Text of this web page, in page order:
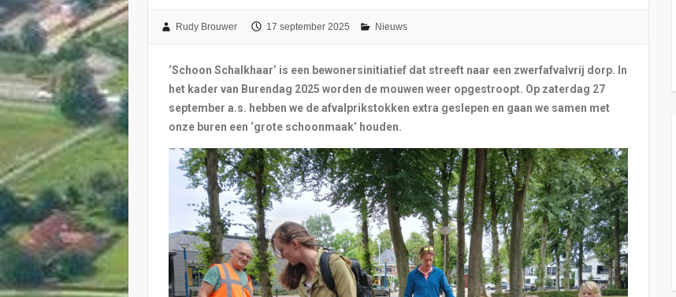
Rudy Brouwer 17 september 2025 Nieuws
‘Schoon Schalkhaar’ is een bewonersinitiatief dat streeft naar een zwerfafvalvrij dorp. In
het kader van Burendag 2025 worden de mouwen weer opgestroopt. Op zaterdag 27
september a.s. hebben we de afvalprikstokken extra geslepen en gaan we samen met
onze buren een ‘grote schoonmaak’ houden.